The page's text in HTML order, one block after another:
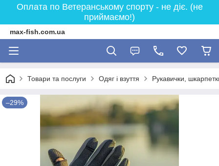
Оплата по Ветеранському спорту - не діє. (не
приймаємо!)
max-fish.com.ua
Товари та послуги Одяг і взуття Рукавички,
–29%